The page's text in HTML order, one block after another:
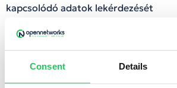
Consent Details
kapcsolódó adatok lekérdezését
rendszerből.
Statisztika API –
Biztosítja